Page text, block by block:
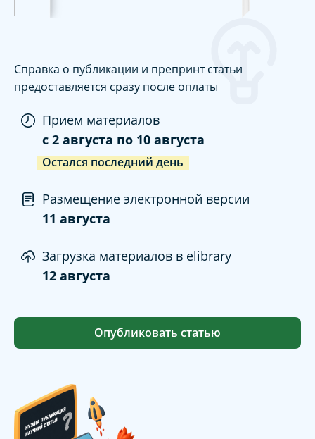
Справка о публикации и препринт статьи
предоставляется сразу после оплаты
Прием материалов
c 2 августа по 10 августа
Остался последний день
Размещение электронной версии
11 августа
Загрузка материалов в elibrary
12 августа
Опубликовать статью